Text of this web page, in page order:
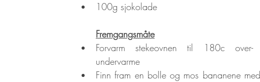
100g sjokolade
Fremgangsmåte
Forvarm stekeovnen til 180c
undervarme
Finn fram en bolle og mos bananene